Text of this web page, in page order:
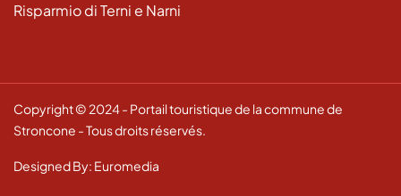
Risparmio di Terni e Narni
Copyright © 2024 - Portail touristique de la commune de
Stroncone - Tous droits réservés.
Designed By: Euromedia